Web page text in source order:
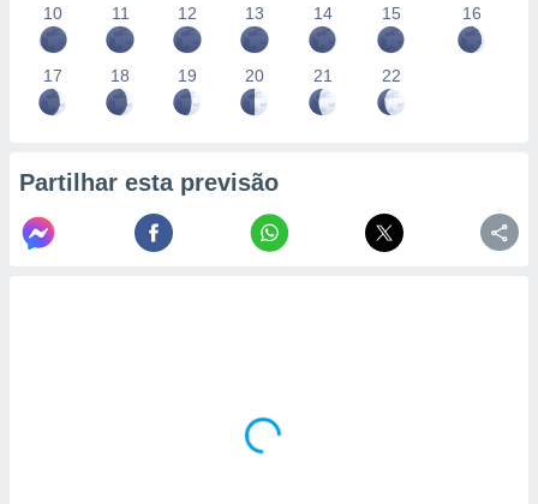
10 11 12 13 14 15 16
17 18 19 20 21 22
Partilhar esta previsão